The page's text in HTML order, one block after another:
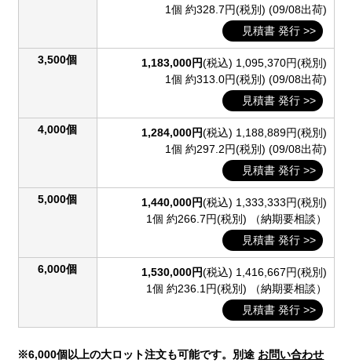
1個 約328.7円(税別) (09/08出荷)
見積書 発行 >>
3,500個 1,183,000円(税込) 1,095,370円(税別)
1個 約313.0円(税別) (09/08出荷)
見積書 発行 >>
4,000個 1,284,000円(税込) 1,188,889円(税別)
1個 約297.2円(税別) (09/08出荷)
見積書 発行 >>
5,000個 1,440,000円(税込) 1,333,333円(税別)
1個 約266.7円(税別) （納期要相談）
見積書 発行 >>
6,000個 1,530,000円(税込) 1,416,667円(税別)
1個 約236.1円(税別) （納期要相談）
見積書 発行 >>
※6,000個以上の大ロット注文も可能です。別途 お問い合わせ